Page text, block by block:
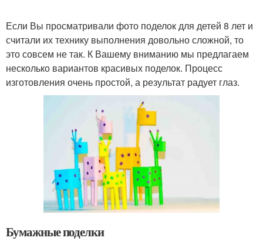
Если Вы просматривали фото поделок для детей 8 лет и
считали их технику выполнения довольно сложной, то
это совсем не так. К Вашему вниманию мы предлагаем
несколько вариантов красивых поделок. Процесс
изготовления очень простой, а результат радует глаз.
Бумажные поделки